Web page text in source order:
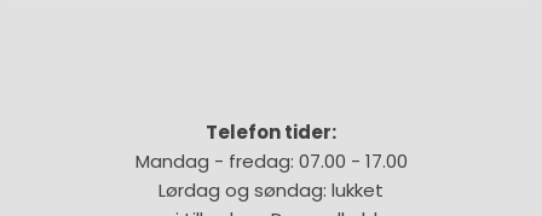
Telefon tider:
Mandag - fredag: 07.00 - 17.00
Lørdag og søndag: lukket